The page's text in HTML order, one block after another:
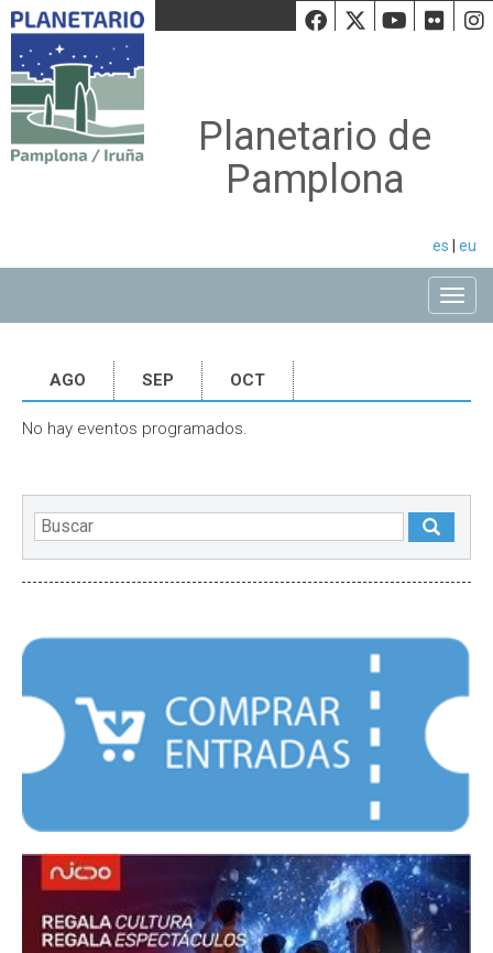
Facebook
Twiiter
Planetario de
Pamplona
es eu
AGO SEP OCT
No hay eventos programados.